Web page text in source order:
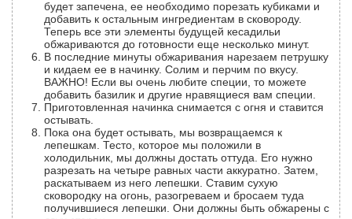
будет запечена, ее необходимо порезать кубиками и
добавить к остальным ингредиентам в сковороду.
Теперь все эти элементы будущей кесадильи
обжариваются до готовности еще несколько минут.
В последние минуты обжаривания нарезаем петрушку
и кидаем ее в начинку. Солим и перчим по вкусу.
ВАЖНО! Если вы очень любите специи, то можете
добавить базилик и другие нравящиеся вам специи.
Приготовленная начинка снимается с огня и ставится
остывать.
Пока она будет остывать, мы возвращаемся к
лепешкам. Тесто, которое мы положили в
холодильник, мы должны достать оттуда. Его нужно
разрезать на четыре равных части аккуратно. Затем,
раскатываем из него лепешки. Ставим сухую
сковородку на огонь, разогреваем и бросаем туда
получившиеся лепешки. Они должны быть обжарены с